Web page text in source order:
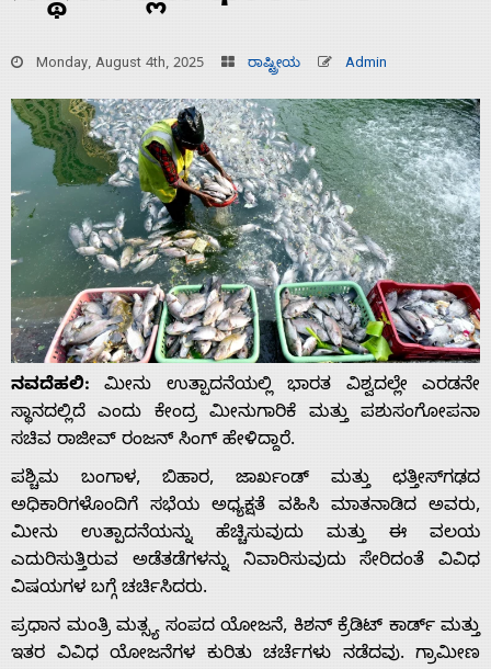
Monday, August 4th, 2025 ರಾಷ್ಟ್ರೀಯ Admin
ನವದೆಹಲಿ: ಮೀನು ಉತ್ಪಾದನೆಯಲ್ಲಿ ಭಾರತ ವಿಶ್ವದಲ್ಲೇ ಎರಡನೇ
ಸ್ಥಾನದಲ್ಲಿದೆ ಎಂದು ಕೇಂದ್ರ ಮೀನುಗಾರಿಕೆ ಮತ್ತು ಪಶುಸಂಗೋಪನಾ
ಸಚಿವ ರಾಜೀವ್ ರಂಜನ್ ಸಿಂಗ್ ಹೇಳಿದ್ದಾರೆ.
ಪಶ್ಚಿಮ ಬಂಗಾಳ, ಬಿಹಾರ, ಜಾರ್ಖಂಡ್ ಮತ್ತು ಛತ್ತೀಸ್‌ಗಢದ
ಅಧಿಕಾರಿಗಳೊಂದಿಗೆ ಸಭೆಯ ಅಧ್ಯಕ್ಷತೆ ವಹಿಸಿ ಮಾತನಾಡಿದ ಅವರು,
ಮೀನು ಉತ್ಪಾದನೆಯನ್ನು ಹೆಚ್ಚಿಸುವುದು ಮತ್ತು ಈ ವಲಯ
ಎದುರಿಸುತ್ತಿರುವ ಅಡೆತಡೆಗಳನ್ನು ನಿವಾರಿಸುವುದು ಸೇರಿದಂತೆ ವಿವಿಧ
ವಿಷಯಗಳ ಬಗ್ಗೆ ಚರ್ಚಿಸಿದರು.
ಪ್ರಧಾನ ಮಂತ್ರಿ ಮತ್ಸ್ಯ ಸಂಪದ ಯೋಜನೆ, ಕಿಶನ್ ಕ್ರೆಡಿಟ್ ಕಾರ್ಡ್ ಮತ್ತು
ಇತರ ವಿವಿಧ ಯೋಜನೆಗಳ ಕುರಿತು ಚರ್ಚೆಗಳು ನಡೆದವು. ಗ್ರಾಮೀಣ